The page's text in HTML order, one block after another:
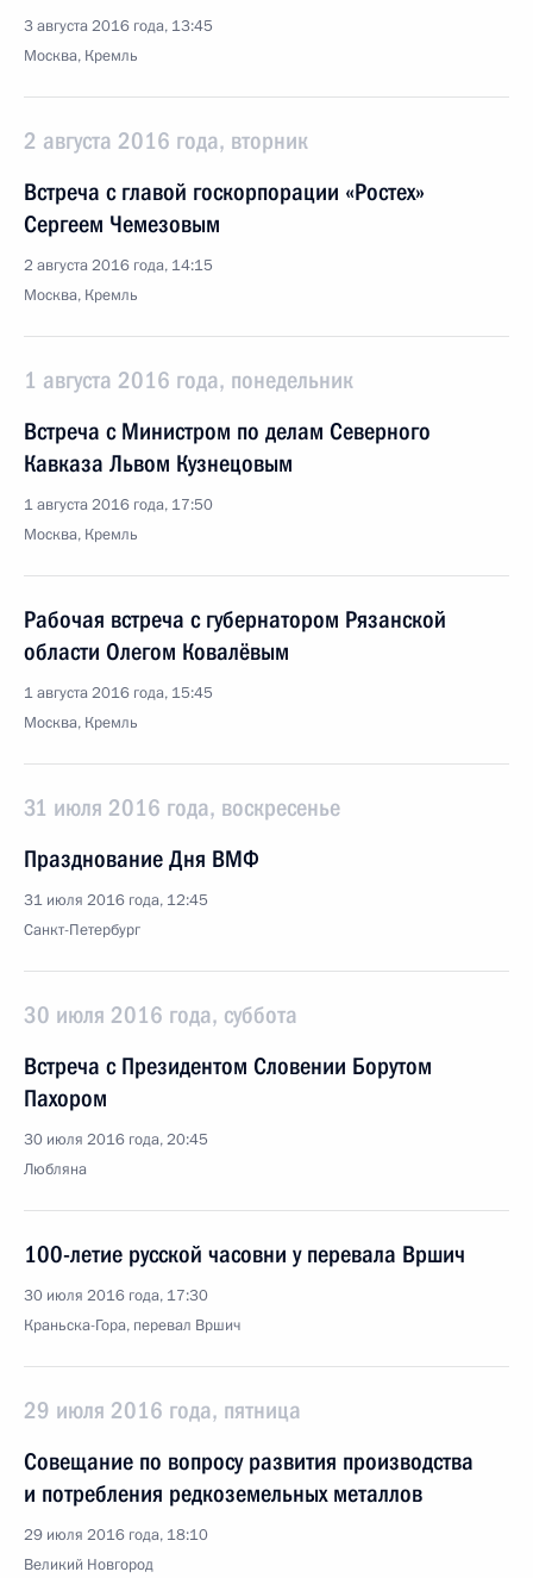
3 августа 2016 года, 13:45
Москва, Кремль
2 августа 2016 года, вторник
Встреча с главой госкорпорации «Ростех»
Сергеем Чемезовым
2 августа 2016 года, 14:15
Москва, Кремль
1 августа 2016 года, понедельник
Встреча с Министром по делам Северного
Кавказа Львом Кузнецовым
1 августа 2016 года, 17:50
Москва, Кремль
Рабочая встреча с губернатором Рязанской
области Олегом Ковалёвым
1 августа 2016 года, 15:45
Москва, Кремль
31 июля 2016 года, воскресенье
Празднование Дня ВМФ
31 июля 2016 года, 12:45
Санкт-Петербург
30 июля 2016 года, суббота
Встреча с Президентом Словении Борутом
Пахором
30 июля 2016 года, 20:45
Любляна
100-летие русской часовни у перевала Вршич
30 июля 2016 года, 17:30
Краньска-Гора, перевал Вршич
29 июля 2016 года, пятница
Совещание по вопросу развития производства
и потребления редкоземельных металлов
29 июля 2016 года, 18:10
Великий Новгород